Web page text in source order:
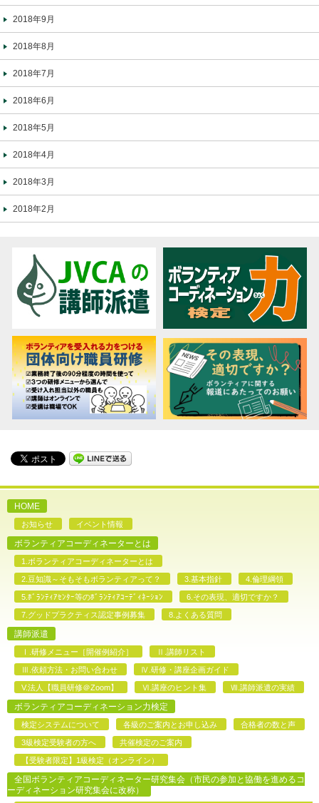
2018年9月
2018年8月
2018年7月
2018年6月
2018年5月
2018年4月
2018年3月
2018年2月
HOME
お知らせ イベント情報
ボランティアコーディネーターとは
1.ボランティアコーディネーターとは
2.豆知識～そもそもボランティアって？ 3.基本指針 4.倫理綱領
5.ﾎﾞﾗﾝﾃｨｱｾﾝﾀｰ等のﾎﾞﾗﾝﾃｨｱｺｰﾃﾞｨﾈｰｼｮﾝ 6.その表現、適切ですか？
7.グッドプラクティス認定事例募集 8.よくある質問
講師派遣
Ⅰ.研修メニュー［開催例紹介］ Ⅱ.講師リスト
Ⅲ.依頼方法・お問い合わせ Ⅳ.研修・講座企画ガイド
V.法人【職員研修＠Zoom】 Ⅵ.講座のヒント集 Ⅶ.講師派遣の実績
ボランティアコーディネーション力検定
検定システムについて 各級のご案内とお申し込み 合格者の数と声
3級検定受験者の方へ 共催検定のご案内
【受験者限定】1級検定（オンライン）
全国ボランティアコーディネーター研究集会（市民の参加と協働を進めるコ
ーディネーション研究集会に改称）